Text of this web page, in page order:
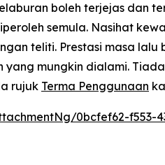
boleh terjejas dan
semula. Nasihat
teliti. Prestasi masa lalu
mungkin dialami.
rujuk Terma Penggunaan
0bcfef62-f553-